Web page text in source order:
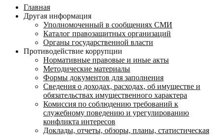
Главная
Другая информация
Уполномоченный в сообщениях СМИ
Каталог правозащитных организаций
Органы государственной власти
Противодействие коррупции
Нормативные правовые и иные акты
Методические материалы
Формы документов для заполнения
Сведения о доходах, расходах, об имуществе и
обязательствах имущественного характера
Комиссия по соблюдению требований к
служебному поведению и урегулированию
конфликта интересов
Доклады, отчеты, обзоры, планы, статистическая